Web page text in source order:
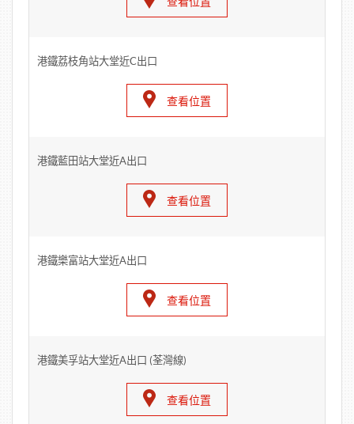
港鐵荔枝角站大堂近C出口
查看位置
港鐵藍田站大堂近A出口
查看位置
港鐵樂富站大堂近A出口
查看位置
港鐵美孚站大堂近A出口 (荃灣線)
查看位置